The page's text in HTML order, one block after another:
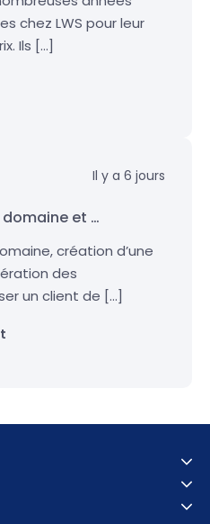
chez LWS pour leur
Ils […]
Il y a 6 jours
et …
création d’une
des
un client de […]